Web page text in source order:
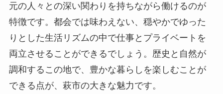
元の人々との深い関わりを持ちながら働けるのが
特徴です。都会では味わえない、穏やかでゆった
りとした生活リズムの中で仕事とプライベートを
両立させることができるでしょう。歴史と自然が
調和するこの地で、豊かな暮らしを楽しむことが
できる点が、萩市の大きな魅力です。